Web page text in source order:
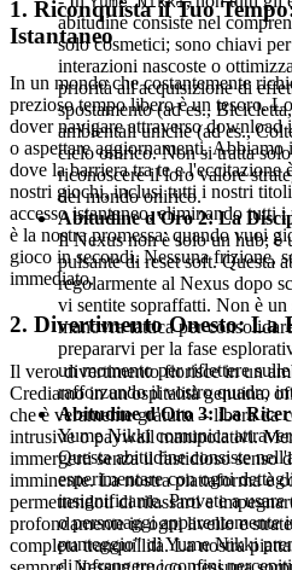
abitudine consiste nel
solo cosmetici; sono chiavi
interazioni nascoste o
priorità all'acquisizione di
spostamento (ad es.,
ambientali uniche (ad es.,
ciclo onirico. Non si tratta
riconoscere il loro valore
del mondo onirico.
Abitudine d'Oro 2: La
Il Nexus non è solo un hub; è
pulsante di reset soft. Questa
regolarmente al Nexus dopo
vi sentite sopraffatti. Non è un
manovra tattica per
prepararvi per la fase
un momento per riflettere
rafforzando il vostro quadro
Abitudine d'Oro 3: La
Yume Nikki comunica
Questa abitudine consiste
esperimentare con ogni
insignificante. Provate a
o personaggi
punteggio" di Yume Nikki
di infrangere i confini
1. Riconquista il Tuo
Istantaneo
In un mondo che costantemente
prezioso tempo libero è un tesoro.
dover navigare attraverso
o aspettare aggiornamenti.
dove la barriera tra te e l'eccitazione
nostri giochi, inclusi tutti i nostri
accesso istantaneo, eliminando tutti i
è la nostra promessa: quando vuoi
gioco in secondi. Nessuna frizione,
immediato.
2. Divertimento Onesto: La
Il vero divertimento fiorisce in un
Crediamo in un'ospitalità genuina,
che è veramente gratuita – libera da
intrusive o paywall manipolativi.
immergerti senza il fastidioso senso
imminente. La nostra piattaforma è
permettendoti di rilassarti e
profondamente in ogni livello e
completa tranquillità. La nostra